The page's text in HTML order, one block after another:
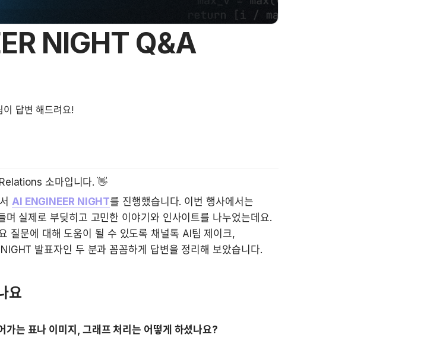
NIGHT Q&A
답변 해드려요!
소마입니다. 👋
AI ENGINEER NIGHT를 진행했습니다. 이번 행사에서는
실제로 부딪히고 고민한 이야기와 인사이트를 나누었는데요.
질문에 대해 도움이 될 수 있도록 채널톡 AI팀 제이크,
발표자인 두 분과 꼼꼼하게 답변을 정리해 보았습니다.
요
가는 표나 이미지, 그래프 처리는 어떻게 하셨나요?